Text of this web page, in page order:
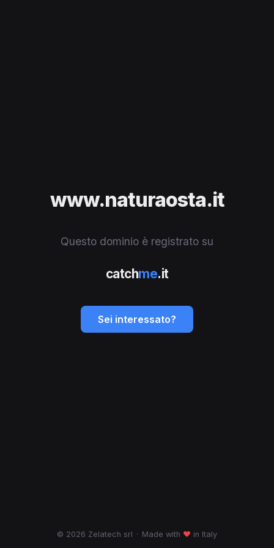
www.naturaosta.it
Questo dominio è registrato su
catchme.it
Sei interessato?
© 2026 Zelatech srl · Made with ♥ in Italy